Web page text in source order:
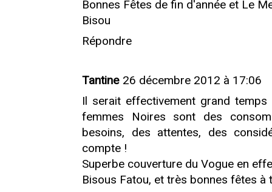
Bonnes Fêtes de fin d'année et Le
Bisou
Répondre
Tantine 26 décembre 2012 à 17:06
Il serait effectivement grand
femmes Noires sont des
besoins, des attentes, des
compte !
Superbe couverture du Vogue en
Bisous Fatou, et très bonnes fêtes à